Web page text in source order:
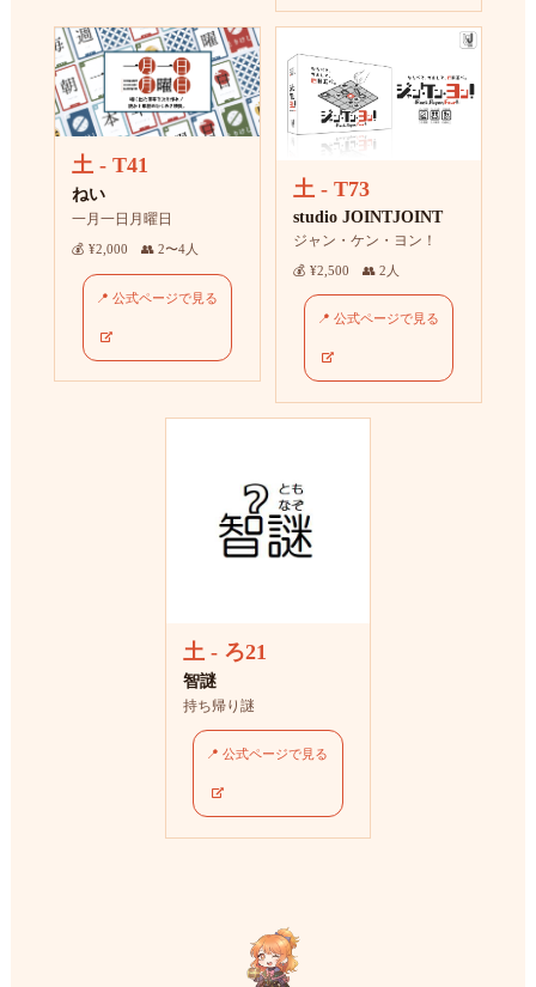
土 - T41
ねい
一月一日月曜日
💰 ¥2,000 👥 2〜4人
📍 公式ページで見る
土 - T73
studio JOINTJOINT
ジャン・ケン・ヨン！
💰 ¥2,500 👥 2人
📍 公式ページで見る
土 - ろ21
智謎
持ち帰り謎
📍 公式ページで見る